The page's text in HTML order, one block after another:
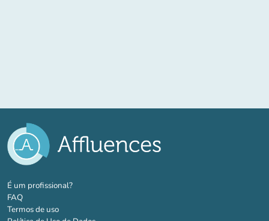
É um profissional?(novo separador)
FAQ
Termos de uso